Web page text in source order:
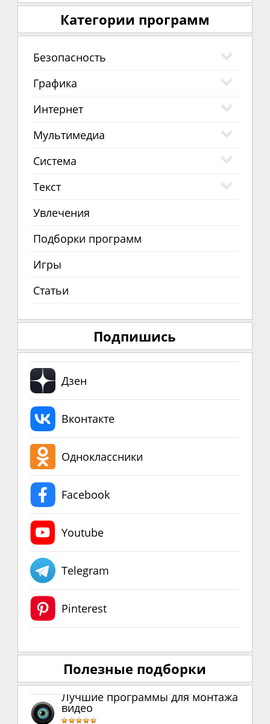
Категории программ
Безопасность
Графика
Интернет
Мультимедиа
Система
Текст
Увлечения
Подборки программ
Игры
Статьи
Подпишись
Дзен
Вконтакте
Одноклассники
Facebook
Youtube
Telegram
Pinterest
Полезные подборки
Лучшие программы для монтажа
видео